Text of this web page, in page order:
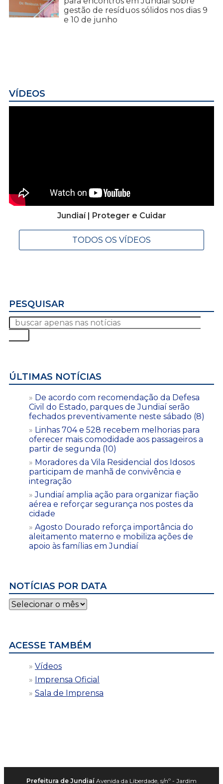
gestão de resíduos sólidos nos dias 9
e 10 de junho
VÍDEOS
Jundiaí | Proteger e Cuidar
TODOS OS VÍDEOS
PESQUISAR
ÚLTIMAS NOTÍCIAS
De acordo com recomendação da Defesa
Civil do Estado, parques de Jundiaí serão
fechados preventivamente neste sábado (8)
Linhas 704 e 528 recebem melhorias para
oferecer mais comodidade aos passageiros a
partir de segunda (10)
Moradores da Vila Residencial dos Idosos
participam de manhã de convivência e
integração
Jundiaí amplia ação para organizar fiação
aérea e reforçar segurança nos postes da
cidade
Agosto Dourado reforça importância do
aleitamento materno e mobiliza ações de
apoio às famílias em Jundiaí
NOTÍCIAS POR DATA
Notícias
por
ACESSE TAMBÉM
Vídeos
Imprensa Oficial
Sala de Imprensa
Prefeitura de Jundiaí Avenida da Liberdade, s/nº - Jardim